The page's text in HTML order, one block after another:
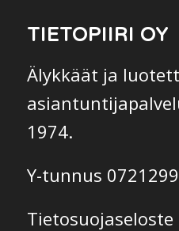
TIETOPIIRI OY
Älykkäät ja
1974.
Y-tunnus
Tietosuojaseloste